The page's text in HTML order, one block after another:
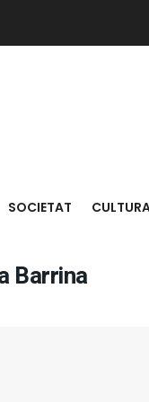
SOCIETAT
Barrina